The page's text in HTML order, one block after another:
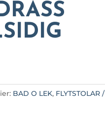
BAD O LEK, FLYTSTOLAR /